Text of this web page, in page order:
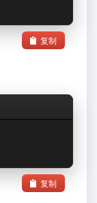
复制
复制